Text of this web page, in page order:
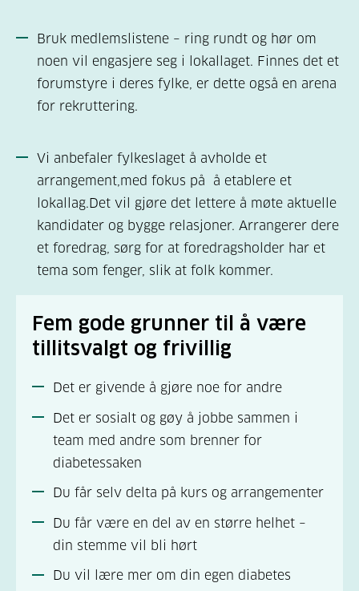
Bruk medlemslistene – ring rundt og hør om
noen vil engasjere seg i lokallaget. Finnes det et
forumstyre i deres fylke, er dette også en arena
for rekruttering.
Vi anbefaler fylkeslaget å avholde et
arrangement,med fokus på å etablere et
lokallag.Det vil gjøre det lettere å møte aktuelle
kandidater og bygge relasjoner. Arrangerer dere
et foredrag, sørg for at foredragsholder har et
tema som fenger, slik at folk kommer.
Fem gode grunner til å være
tillitsvalgt og frivillig
Det er givende å gjøre noe for andre
Det er sosialt og gøy å jobbe sammen i
team med andre som brenner for
diabetessaken
Du får selv delta på kurs og arrangementer
Du får være en del av en større helhet –
din stemme vil bli hørt
Du vil lære mer om din egen diabetes